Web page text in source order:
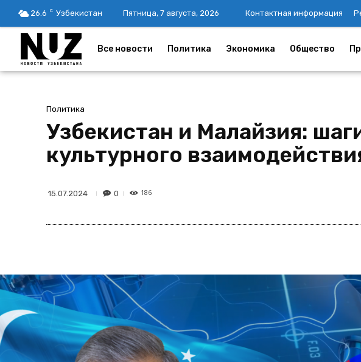
26.6 C Узбекистан Пятница, 7 августа, 2026 Контактная информация
Все новости Политика Экономика Общество
Политика
Узбекистан и Малайзия:
культурного
15.07.2024 0 186